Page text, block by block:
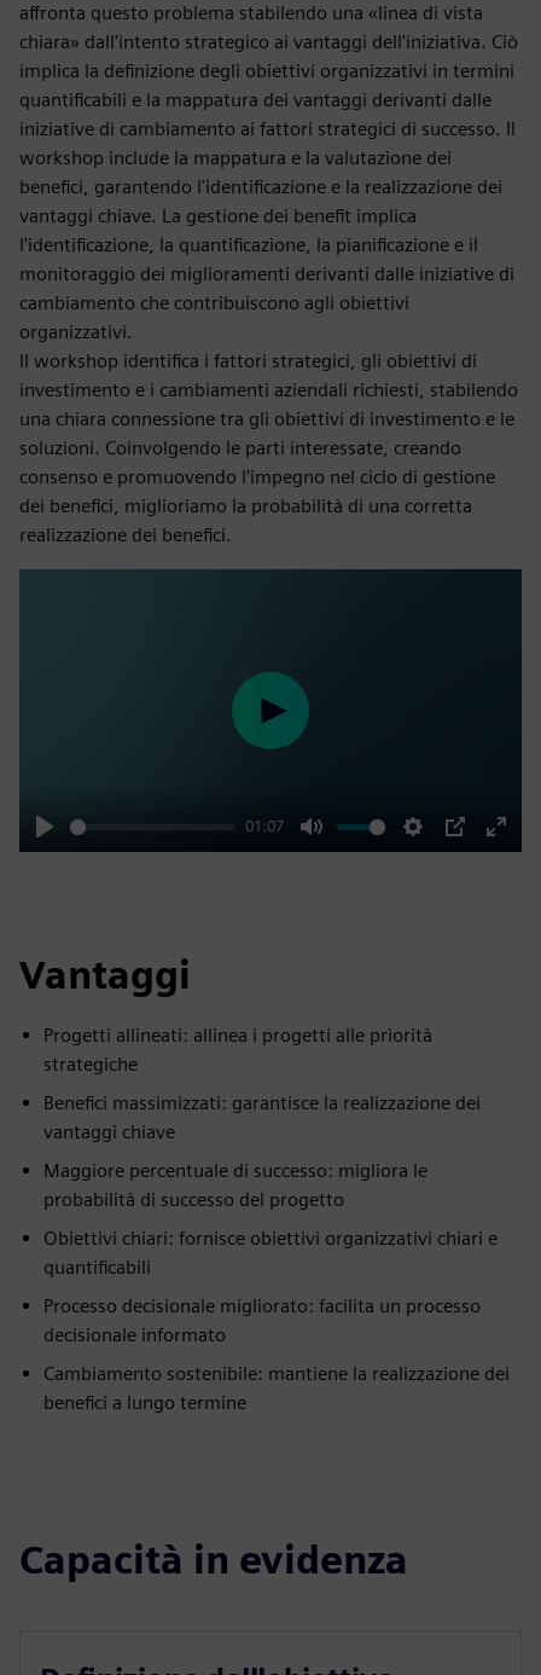
affronta questo problema stabilendo una «linea di vista
chiara» dall'intento strategico ai vantaggi dell'iniziativa. Ciò
implica la definizione degli obiettivi organizzativi in termini
quantificabili e la mappatura dei vantaggi derivanti dalle
iniziative di cambiamento ai fattori strategici di successo. Il
workshop include la mappatura e la valutazione dei
benefici, garantendo l'identificazione e la realizzazione dei
vantaggi chiave. La gestione dei benefit implica
l'identificazione, la quantificazione, la pianificazione e il
monitoraggio dei miglioramenti derivanti dalle iniziative di
cambiamento che contribuiscono agli obiettivi
organizzativi.
Il workshop identifica i fattori strategici, gli obiettivi di
investimento e i cambiamenti aziendali richiesti, stabilendo
una chiara connessione tra gli obiettivi di investimento e le
soluzioni. Coinvolgendo le parti interessate, creando
consenso e promuovendo l'impegno nel ciclo di gestione
dei benefici, miglioriamo la probabilità di una corretta
realizzazione dei benefici.
Play
01:07
Mute Settings
PIP
Enter
Play
Vantaggi
Progetti allineati: allinea i progetti alle priorità
strategiche
Benefici massimizzati: garantisce la realizzazione dei
vantaggi chiave
Maggiore percentuale di successo: migliora le
probabilità di successo del progetto
Obiettivi chiari: fornisce obiettivi organizzativi chiari e
quantificabili
Processo decisionale migliorato: facilita un processo
decisionale informato
Cambiamento sostenibile: mantiene la realizzazione dei
benefici a lungo termine
Capacità in evidenza